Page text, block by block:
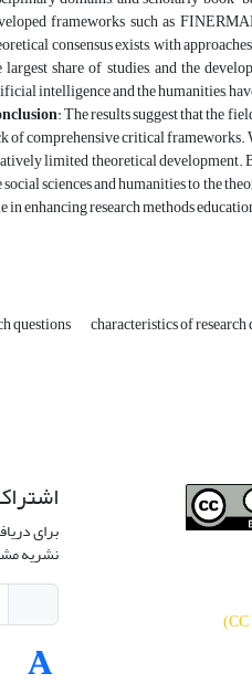
frameworks such as
consensus exists, with
largest share of studies, and the
intelligence and the humanities,
: The results suggest that the
of comprehensive critical frameworks.
limited theoretical development.
social sciences and humanities to the
in enhancing research methods
questions characteristics of research
)آزاد است.
برای
نشریه